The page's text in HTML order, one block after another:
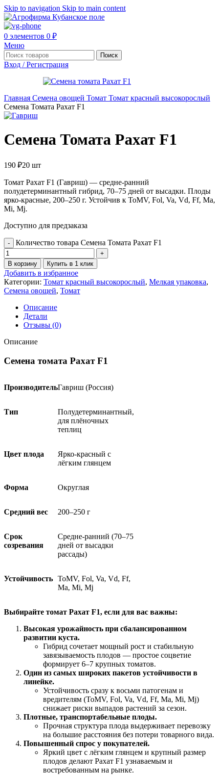
Skip to navigation Skip to main content
0 элементов 0 ₽
Меню
Поиск
Вход / Регистрация
Главная Семена овощей Томат Томат красный высокорослый
Семена Томата Рахат F1
Семена Томата Рахат F1
190 ₽20 шт
Томат Рахат F1 (Гавриш) — средне-ранний
полудетерминантный гибрид, 70–75 дней от высадки. Плоды
ярко-красные, 200–250 г. Устойчив к ToMV, Fol, Va, Vd, Ff, Ma,
Mi, Mj.
Доступно для предзаказа
Количество товара Семена Томата Рахат F1
В корзину Купить в 1 клик
Добавить в избранное
Категории: Томат красный высокорослый, Мелкая упаковка,
Семена овощей, Томат
Описание
Детали
Отзывы (0)
Описание
Семена томата Рахат F1
ПроизводительГавриш (Россия)
Тип
Полудетерминантный,
для плёночных
теплиц
Цвет плода
Ярко-красный с
лёгким глянцем
Форма Округлая
Средний вес 200–250 г
Срок
созревания
Средне-ранний (70–75
дней от высадки
рассады)
Устойчивость ToMV, Fol, Va, Vd, Ff,
Ma, Mi, Mj
Выбирайте томат Рахат F1, если для вас важны:
Высокая урожайность при сбалансированном
развитии куста.
Гибрид сочетает мощный рост и стабильную
завязываемость плодов — простое соцветие
формирует 6–7 крупных томатов.
Один из самых широких пакетов устойчивости в
линейке.
Устойчивость сразу к восьми патогенам и
вредителям (ToMV, Fol, Va, Vd, Ff, Ma, Mi, Mj)
снижает риски выпадов растений за сезон.
Плотные, транспортабельные плоды.
Прочная структура плода выдерживает перевозку
на большие расстояния без потери товарного вида.
Повышенный спрос у покупателей.
Яркий цвет с лёгким глянцем и крупный размер
плодов делают Рахат F1 узнаваемым и
востребованным на рынке.